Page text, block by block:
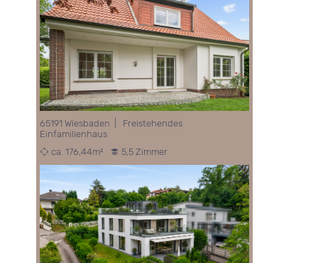
65191 Wiesbaden | Freistehendes
Einfamilienhaus
ca. 176,44m²
5,5 Zimmer